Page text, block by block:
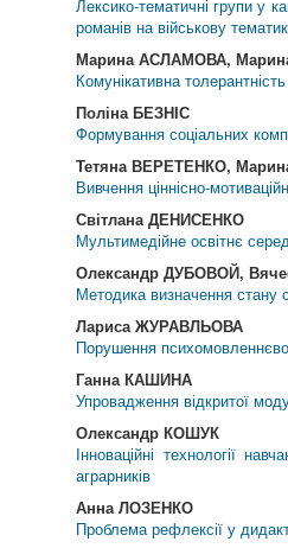
Лексико-тематичні групи у
романів на військову
Марина АСЛАМОВА,
Комунікативна
Поліна БЕЗНIС
Формування соціальних
Тетяна ВЕРЕТЕНКО,
Вивчення ціннісно-
Світлана ДЕНИСЕНКО
Мультимедійне освітнє
Олександр ДУБОВОЙ,
Методика визначення стану
Лариса ЖУРАВЛЬОВА
Порушення
Ганна КАШИНА
Упровадження відкритої
Олександр КОШУК
Інноваційні технології
аграрників
Анна ЛОЗЕНКО
Проблема рефлексії у